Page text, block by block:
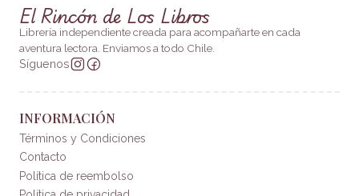
El Rincón de Los Libros
Librería independiente creada para acompañarte en cada
aventura lectora. Enviamos a todo Chile.
Síguenos
INFORMACIÓN
Términos y Condiciones
Contacto
Política de reembolso